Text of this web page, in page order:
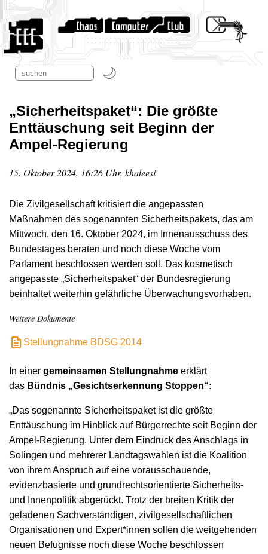
„Sicherheitspaket“: Die größte
Enttäuschung seit Beginn der
Ampel-Regierung
15. Oktober 2024, 16:26 Uhr, khaleesi
Die Zivilgesellschaft kritisiert die angepassten
Maßnahmen des sogenannten Sicherheitspakets, das am
Mittwoch, den 16. Oktober 2024, im Innenausschuss des
Bundestages beraten und noch diese Woche vom
Parlament beschlossen werden soll. Das kosmetisch
angepasste „Sicherheitspaket“ der Bundesregierung
beinhaltet weiterhin gefährliche Überwachungsvorhaben.
Weitere Dokumente
Stellungnahme BDSG 2014
In einer gemeinsamen Stellungnahme erklärt
das Bündnis „Gesichtserkennung Stoppen“:
„Das sogenannte Sicherheitspaket ist die größte
Enttäuschung im Hinblick auf Bürgerrechte seit Beginn der
Ampel-Regierung. Unter dem Eindruck des Anschlags in
Solingen und mehrerer Landtagswahlen ist die Koalition
von ihrem Anspruch auf eine vorausschauende,
evidenzbasierte und grundrechtsorientierte Sicherheits-
und Innenpolitik abgerückt. Trotz der breiten Kritik der
geladenen Sachverständigen, zivilgesellschaftlichen
Organisationen und Expert*innen sollen die weitgehenden
neuen Befugnisse noch diese Woche beschlossen